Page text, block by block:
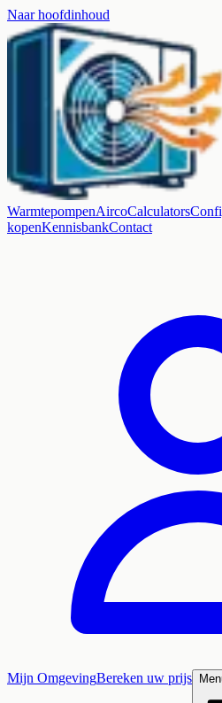
Naar hoofdinhoud
WarmtepompenAircoCalculators
kopenKennisbankContact
Mijn OmgevingBereken uw prijs